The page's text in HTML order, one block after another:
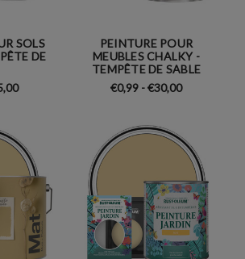
SOLS
DE
PEINTURE POUR
MEUBLES CHALKY -
TEMPÊTE DE SABLE
€0,99 - €30,00